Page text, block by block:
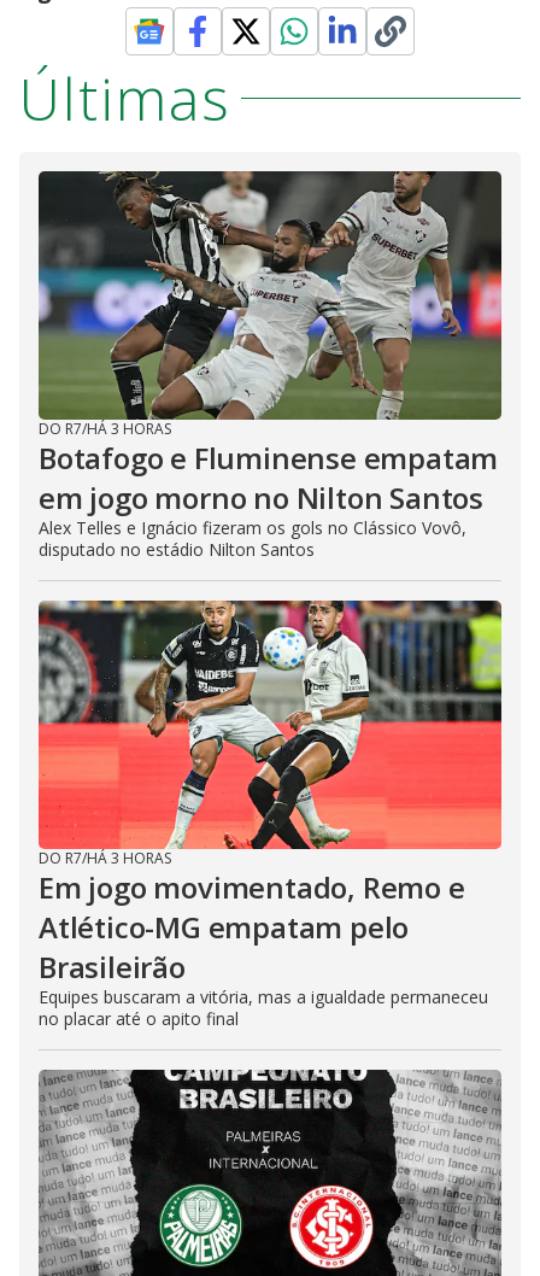
Últimas
DO R7/HÁ 3 HORAS
Botafogo e Fluminense empatam
em jogo morno no Nilton Santos
Alex Telles e Ignácio fizeram os gols no Clássico Vovô,
disputado no estádio Nilton Santos
DO R7/HÁ 3 HORAS
Em jogo movimentado, Remo e
Atlético-MG empatam pelo
Brasileirão
Equipes buscaram a vitória, mas a igualdade permaneceu
no placar até o apito final